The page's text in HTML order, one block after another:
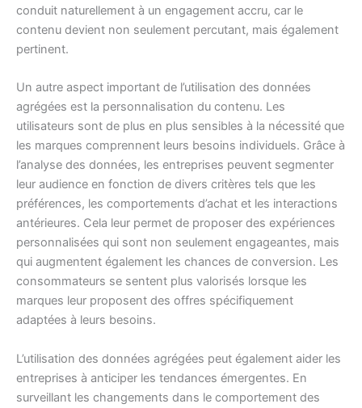
conduit naturellement à un engagement accru, car le
contenu devient non seulement percutant, mais également
pertinent.
Un autre aspect important de l’utilisation des données
agrégées est la personnalisation du contenu. Les
utilisateurs sont de plus en plus sensibles à la nécessité que
les marques comprennent leurs besoins individuels. Grâce à
l’analyse des données, les entreprises peuvent segmenter
leur audience en fonction de divers critères tels que les
préférences, les comportements d’achat et les interactions
antérieures. Cela leur permet de proposer des expériences
personnalisées qui sont non seulement engageantes, mais
qui augmentent également les chances de conversion. Les
consommateurs se sentent plus valorisés lorsque les
marques leur proposent des offres spécifiquement
adaptées à leurs besoins.
L’utilisation des données agrégées peut également aider les
entreprises à anticiper les tendances émergentes. En
surveillant les changements dans le comportement des